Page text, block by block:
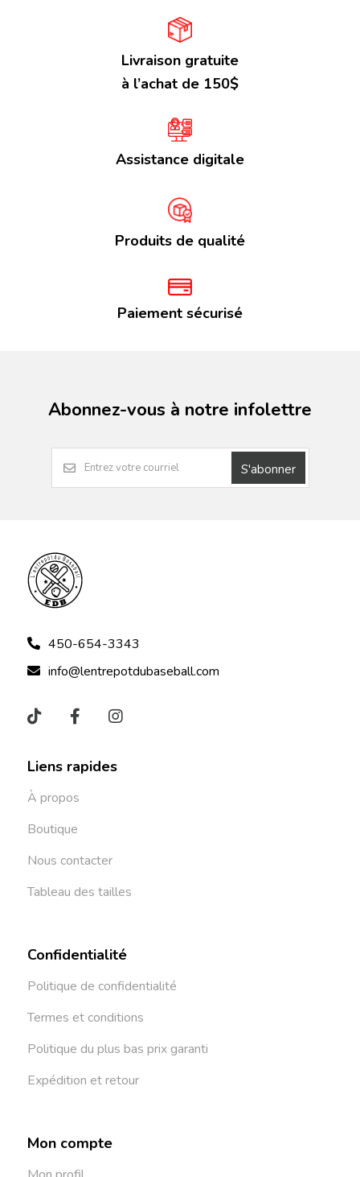
Livraison gratuite
à l’achat de 150$
Assistance digitale
Produits de qualité
Paiement sécurisé
Abonnez-vous à notre infolettre
S'abonner
450-654-3343
info@lentrepotdubaseball.com
Liens rapides
À propos
Boutique
Nous contacter
Tableau des tailles
Confidentialité
Politique de confidentialité
Termes et conditions
Politique du plus bas prix garanti
Expédition et retour
Mon compte